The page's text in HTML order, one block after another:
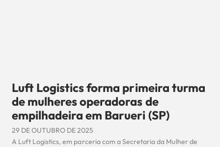
Luft Logistics forma primeira turma
de mulheres operadoras de
empilhadeira em Barueri (SP)
29 DE OUTUBRO DE 2025
A Luft Logistics, em parceria com a Secretaria da Mulher de